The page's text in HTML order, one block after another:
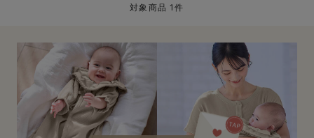
マタニティ アウター（コート）・ママコート
産褥ショーツ
骨盤・マタニティベルト （妊娠中・産後）
産後 ガードル インナー
マタニティ 腹巻き
【アウトレット】インナー
【アウトレット】ベビー
冷房対策
接触冷感素材
Tシャツブラ
ブラトップ
パジャマ
インナー
雑貨
ベビー
MAX55%OFF ブラックフ
ツィード派
王道シンプル派
セットアップ派
セット
ワーク・オフィス
カジュアル
フォーマル / オケー
あったかアイテム｜
女の子におススメの
男の子におススメの
定番ギフト
もらって嬉しいギフト
レギンス・タイツ
カップ付きインナー
あったか度◎
裏起毛素材
対象商品 1件